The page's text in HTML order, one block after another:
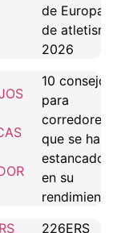
de Europa
de atletismo
2026
10 consejos
para
corredores
que se han
estancado
en su
rendimiento
226ERS